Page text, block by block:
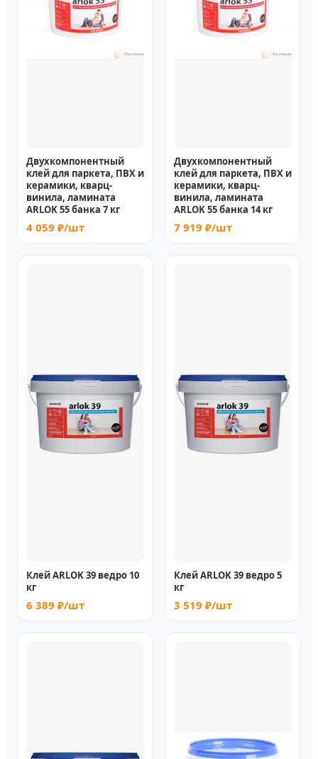
Двухкомпонентный
клей для паркета, ПВХ и
керамики, кварц-
винила, ламината
ARLOK 55 банка 7 кг
4 059 ₽/шт
Двухкомпонентный
клей для паркета, ПВХ и
керамики, кварц-
винила, ламината
ARLOK 55 банка 14 кг
7 919 ₽/шт
Клей ARLOK 39 ведро 10
кг
6 389 ₽/шт
Клей ARLOK 39 ведро 5
кг
3 519 ₽/шт